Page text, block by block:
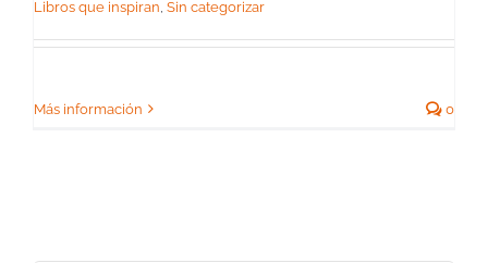
Libros que inspiran Sin categorizar
Más información 0